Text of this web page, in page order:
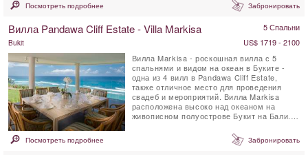
Посмотреть подробнее Забронировать
Вилла Pandawa Cliff Estate - Villa Markisa 5 Спальни
Bukit
US$ 1719 - 2100
Вилла Markisa - роскошная вилла с 5
спальнями и видом на океан в Буките -
одна из 4 вилл в Pandawa Cliff Estate,
также отличное место для проведения
свадеб и мероприятий. Вилла Markisa
расположена высоко над океаном на
живописном полуострове Букит на Бали.
Посмотреть подробнее Забронировать